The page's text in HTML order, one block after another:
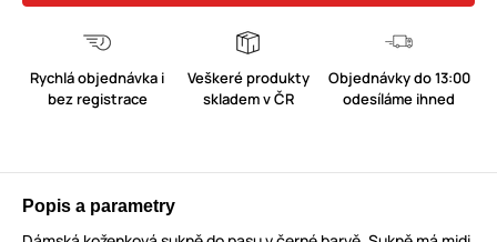
Rychlá objednávka i
bez registrace
Veškeré produkty
skladem v ČR
Objednávky do 13:00
odesíláme ihned
Popis a parametry